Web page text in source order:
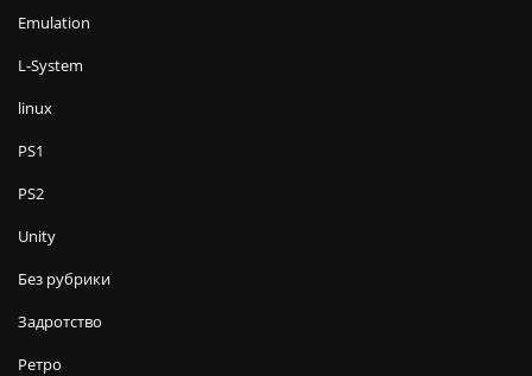
Emulation
L-System
linux
PS1
PS2
Unity
Без рубрики
Задротство
Ретро